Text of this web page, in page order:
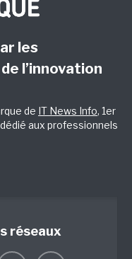
les
l’innovation
de IT News Info, 1er
aux professionnels
réseaux